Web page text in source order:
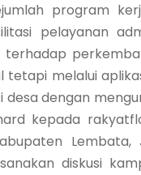
program
pelayanan
tetapi melalui
desa dengan
kepada
diskusi